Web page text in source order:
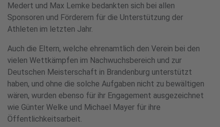
Medert und Max Lemke bedankten sich bei allen
Sponsoren und Förderern für die Unterstützung der
Athleten im letzten Jahr.
Auch die Eltern, welche ehrenamtlich den Verein bei den
vielen Wettkämpfen im Nachwuchsbereich und zur
Deutschen Meisterschaft in Brandenburg unterstützt
haben, und ohne die solche Aufgaben nicht zu bewältigen
wären, wurden ebenso für ihr Engagement ausgezeichnet
wie Günter Welke und Michael Mayer für ihre
Öffentlichkeitsarbeit.